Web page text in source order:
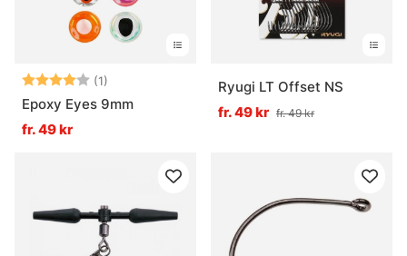
Vanliga frågor om krok och småplock
Vad är krok och småplock?
Vad används tafsar till?
Vad är flugbindningsmaterial?
Betyg: (1)
4.0 utav 5 stjärnor
Epoxy Eyes 9mm
fr. 49 kr
Ryugi LT Offset NS
fr. 49 kr fr. 49 kr